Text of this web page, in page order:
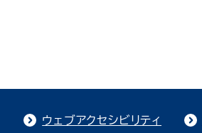
ウェブアクセシビリティ